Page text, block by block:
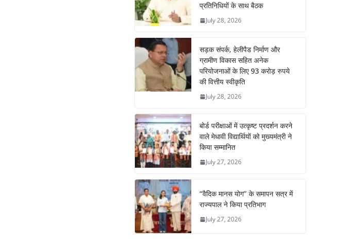
प्रतिनिधियों के साथ बैठक
July 28, 2026
सड़क संपर्क, हेलीपैड निर्माण और
ग्रामीण विकास सहित अनेक
परियोजनाओं के लिए 93 करोड़ रुपये
की वित्तीय स्वीकृति
July 28, 2026
बोर्ड परीक्षाओं में उत्कृष्ट प्रदर्शन करने
वाले मेधावी विद्यार्थियों को मुख्यमंत्री ने
किया सम्मानित
July 27, 2026
‘‘वैदिक मानस योग’’ के समापन सत्र में
राज्यपाल ने किया प्रतिभाग
July 27, 2026